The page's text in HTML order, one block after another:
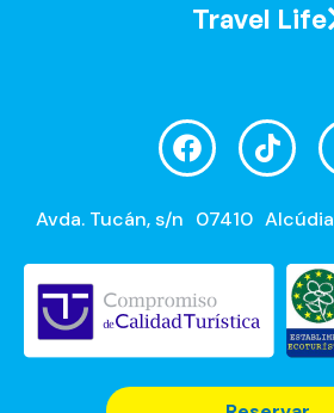
Travel Life
Avda. Tucán, s/n 07410 Alcúdia